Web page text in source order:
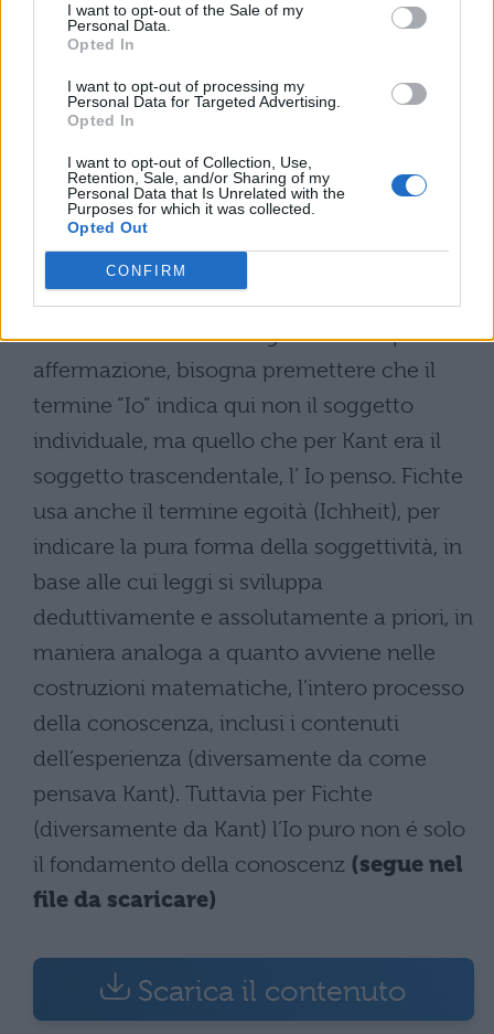
I want to opt-out of the Sale of my
Personal Data.
Opted In
I want to opt-out of processing my
Personal Data for Targeted Advertising.
Opted In
I want to opt-out of Collection, Use,
Retention, Sale, and/or Sharing of my
Personal Data that Is Unrelated with the
Purposes for which it was collected.
Opted Out
CONFIRM
fondamentale dipendono pure le forme del
pensiero logico, Fichte stabilisce anche una
stretta correlazione tra ciascun principio
della dottrina della scienza e quelle che per
lui sono le leggi fondamentali della logica:
il principio di identità, il principio di
opposizione e il principio di ragione. Il
primo principio suona : “L’ io pone se
stesso”, cioè è causa del proprio essere.
Prima di esaminare il significato di questa
affermazione, bisogna premettere che il
termine “Io” indica qui non il soggetto
individuale, ma quello che per Kant era il
soggetto trascendentale, l’ Io penso. Fichte
usa anche il termine egoità (Ichheit), per
indicare la pura forma della soggettività, in
base alle cui leggi si sviluppa
deduttivamente e assolutamente a priori, in
maniera analoga a quanto avviene nelle
costruzioni matematiche, l’intero processo
della conoscenza, inclusi i contenuti
dell’esperienza (diversamente da come
pensava Kant). Tuttavia per Fichte
(diversamente da Kant) l’Io puro non é solo
il fondamento della conoscenz (segue nel
file da scaricare)
Scarica il contenuto